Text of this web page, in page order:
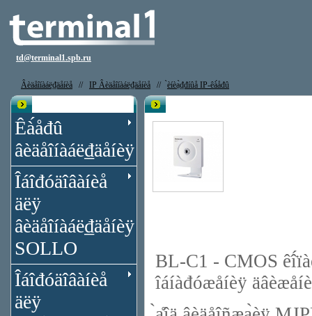
td@terminal1.spb.ru
Âèäåîíàáë₫äåíèå // IP Âèäåîíàáë₫äåíèå // ̀èíèạ̀₫đíûå IP-êà́åđû
Êà́åđû
âèäåîíàáë₫äåíèÿ
Îáîđóäîâàíèå
äëÿ
âèäåîíàáë₫äåíèÿ
SOLLO
Îáîđóäîâàíèå
äëÿ
BL-C1 - CMOS
îáíàđóæåíèÿ